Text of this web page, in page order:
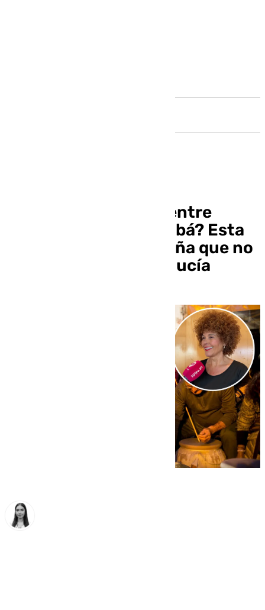
¿Qué diferencia hay entre
zambomba y zambombá? Esta
es la tradición navideña que no
puede faltar en Andalucía